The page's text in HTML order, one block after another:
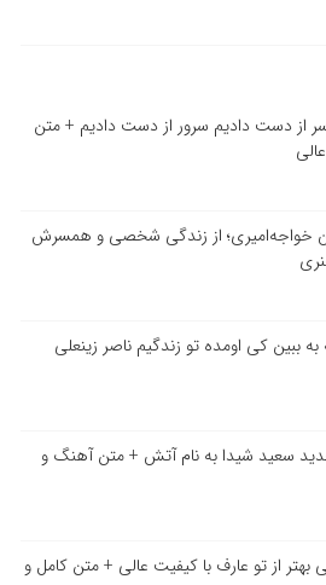
از دست دادیم سرور از دست دادیم + متن
خواجه‌امیری؛ از زندگی شخصی و همسرش
ببین کی اومده تو زندگیم ناصر زینعلی
سعید شیدا به نام آتش + متن آهنگ و
بهتر از تو عارف با کیفیت عالی + متن کامل و